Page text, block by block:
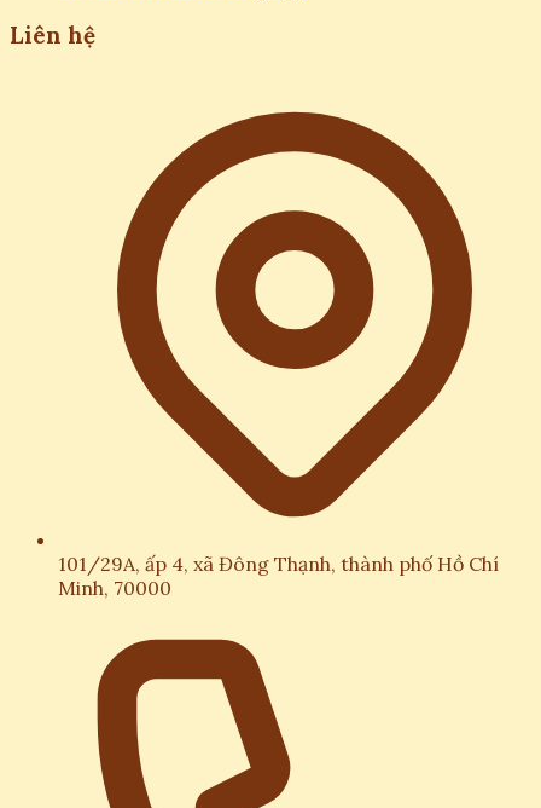
Liên hệ
101/29A, ấp 4, xã Đông Thạnh, thành phố Hồ Chí
Minh, 70000